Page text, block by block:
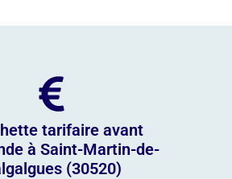
tarifaire avant
à Saint-Martin-de-
(30520)